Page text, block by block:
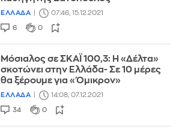
ΕΛΛΑΔΑ 07:46, 15.12.2021
6 0
Μόσιαλος σε ΣΚΑΪ 100,3: Η «Δέλτα»
σκοτώνει στην Ελλάδα- Σε 10 μέρες
θα ξέρουμε για «Όμικρον»
ΕΛΛΑΔΑ 14:08, 07.12.2021
34 0